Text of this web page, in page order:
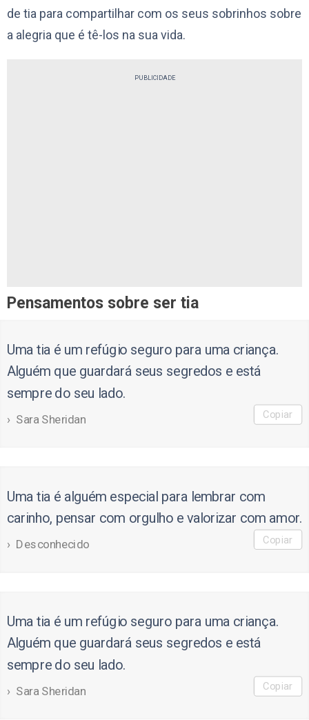
de tia para compartilhar com os seus sobrinhos sobre
a alegria que é tê-los na sua vida.
PUBLICIDADE
Pensamentos sobre ser tia
Uma tia é um refúgio seguro para uma criança.
Alguém que guardará seus segredos e está
sempre do seu lado.
Sara Sheridan Copiar
Uma tia é alguém especial para lembrar com
carinho, pensar com orgulho e valorizar com amor.
Desconhecido Copiar
Uma tia é um refúgio seguro para uma criança.
Alguém que guardará seus segredos e está
sempre do seu lado.
Sara Sheridan Copiar